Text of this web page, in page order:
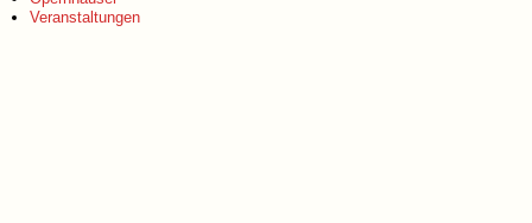
Veranstaltungen